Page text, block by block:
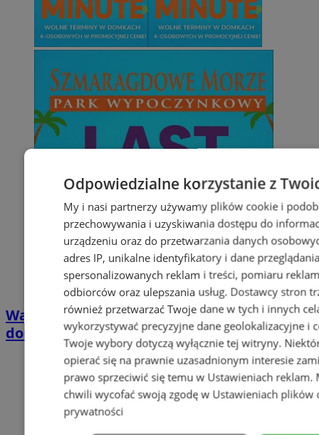
Wakacyjny wypoczynek nad Bałtykiem w
domkach Szmaragdowe Morze
Odpowiedzialne korzystanie z
My i nasi partnerzy używamy plików cookie i
przechowywania i uzyskiwania dostępu do
urządzeniu oraz do przetwarzania danych
adres IP, unikalne identyfikatory i dane
spersonalizowanych reklam i treści, pomiaru
odbiorców oraz ulepszania usług. Dostawcy stron
również przetwarzać Twoje dane w tych i innych
wykorzystywać precyzyjne dane geolokalizacyjne i
Twoje wybory dotyczą wyłącznie tej witryny.
opierać się na prawnie uzasadnionym interesie
prawo sprzeciwić się temu w Ustawieniach reklam.
chwili wycofać swoją zgodę w Ustawieniach plików
prywatności